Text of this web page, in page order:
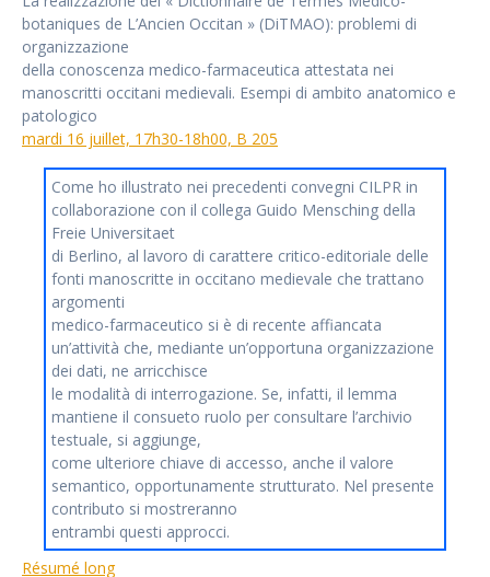
botaniques de L’Ancien Occitan » (DiTMAO): problemi di
organizzazione
della conoscenza medico-farmaceutica attestata nei
manoscritti occitani medievali. Esempi di ambito anatomico e
patologico
mardi 16 juillet, 17h30-18h00, B 205
Come ho illustrato nei precedenti convegni CILPR in
collaborazione con il collega Guido Mensching della
Freie Universitaet
di Berlino, al lavoro di carattere critico-editoriale delle
fonti manoscritte in occitano medievale che trattano
argomenti
medico-farmaceutico si è di recente affiancata
un’attività che, mediante un’opportuna organizzazione
dei dati, ne arricchisce
le modalità di interrogazione. Se, infatti, il lemma
mantiene il consueto ruolo per consultare l’archivio
testuale, si aggiunge,
come ulteriore chiave di accesso, anche il valore
semantico, opportunamente strutturato. Nel presente
contributo si mostreranno
entrambi questi approcci.
Résumé long